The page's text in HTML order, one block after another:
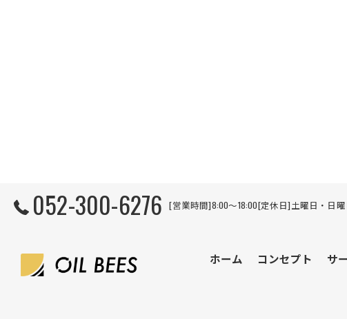
052-300-6276 [営業時間]8:00～18:00[定休日]土曜日・日曜
ホーム コンセプト サ